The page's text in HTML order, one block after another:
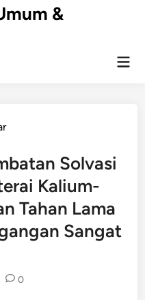
&
Solvasi
Kalium-
Tahan Lama
Sangat
0